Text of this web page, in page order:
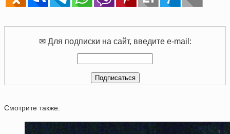
✉ Для подписки на сайт, введите e-mail:
Смотрите также: